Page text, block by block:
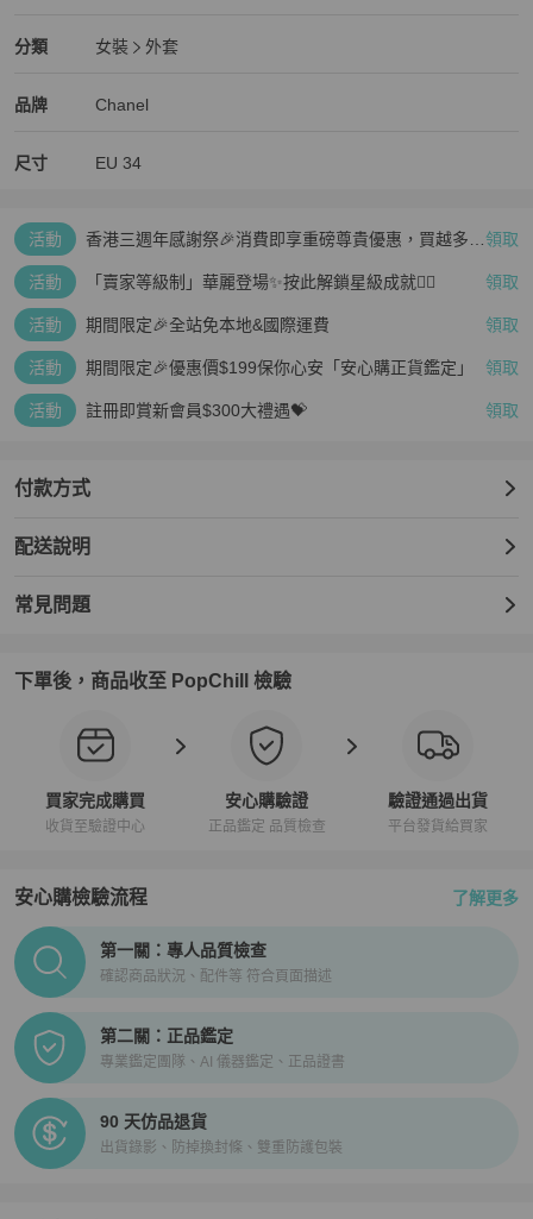
分類
Chanel 女裝分類資訊
女裝
外套
品牌
Chanel 精品女裝品牌介紹
Chanel
Chanel 推薦清單
尺寸 EU 34
活動
香港三週年感謝祭🎉消費即享重磅尊貴優惠，買越多、 領取
活動 「賣家等級制」華麗登場✨按此解鎖星級成就👆🏻 領取
活動 期間限定🎉全站免本地&國際運費 領取
活動 期間限定🎉優惠價$199保你心安「安心購正貨鑑定」 領取
活動 註冊即賞新會員$300大禮遇💝 領取
付款方式
配送說明
常見問題
下單後，商品收至 PopChill 檢驗
買家完成購買
收貨至驗證中心
安心購驗證
正品鑑定 品質檢查
驗證通過出貨
平台發貨給買家
安心購檢驗流程 了解更多
PopChill拍拍圈正品驗證、安心購檢驗流程介紹
第一關：專人品質檢查
確認商品狀況、配件等 符合頁面描述
第二關：正品鑑定
專業鑑定團隊、AI 儀器鑑定、正品證書
90 天仿品退貨
出貨錄影、防掉換封條、雙重防護包裝